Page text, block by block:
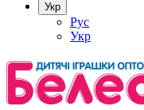
Укр
Рус
Укр